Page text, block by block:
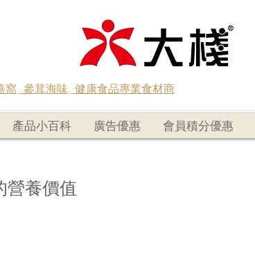
, 參茸海味, 健康食品專業食材商
產品小百科 廣告優惠 會員積分優惠
營養價值